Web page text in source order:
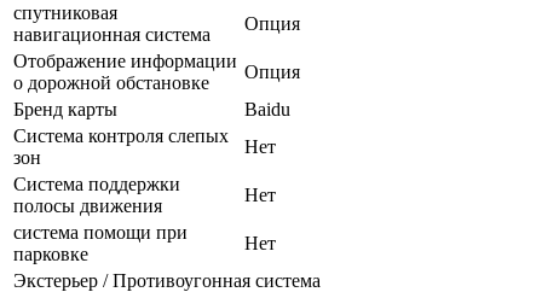
спутниковая
навигационная система
Опция
Отображение информации
о дорожной обстановке
Опция
Бренд карты
Baidu
Система контроля слепых
зон
Нет
Система поддержки
полосы движения
Нет
система помощи при
парковке
Нет
Экстерьер / Противоугонная система